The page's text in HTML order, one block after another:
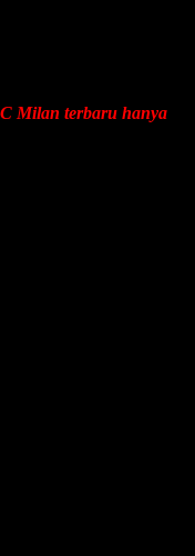
Milan terbaru hanya